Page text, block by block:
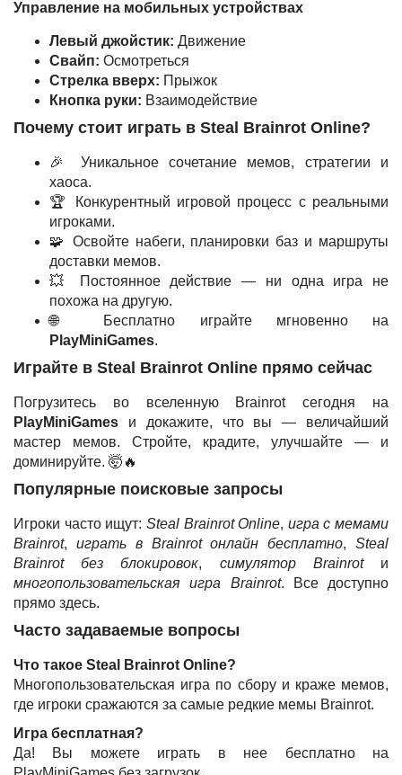
Управление на мобильных устройствах
Левый джойстик: Движение
Свайп: Осмотреться
Стрелка вверх: Прыжок
Кнопка руки: Взаимодействие
Почему стоит играть в Steal Brainrot Online?
🎉 Уникальное сочетание мемов, стратегии и
хаоса.
🏆 Конкурентный игровой процесс с реальными
игроками.
🧩 Освойте набеги, планировки баз и маршруты
доставки мемов.
💥 Постоянное действие — ни одна игра не
похожа на другую.
🌐 Бесплатно играйте мгновенно на
PlayMiniGames.
Играйте в Steal Brainrot Online прямо сейчас
Погрузитесь во вселенную Brainrot сегодня на
PlayMiniGames и докажите, что вы — величайший
мастер мемов. Стройте, крадите, улучшайте — и
доминируйте. 🤯🔥
Популярные поисковые запросы
Игроки часто ищут: Steal Brainrot Online, игра с мемами
Brainrot, играть в Brainrot онлайн бесплатно,Steal
Brainrot без блокировок, симулятор Brainrotи
многопользовательская игра Brainrot. Все доступно
прямо здесь.
Часто задаваемые вопросы
Что такое Steal Brainrot Online?
Многопользовательская игра по сбору и краже мемов,
где игроки сражаются за самые редкие мемы Brainrot.
Игра бесплатная?
Да! Вы можете играть в нее бесплатно на